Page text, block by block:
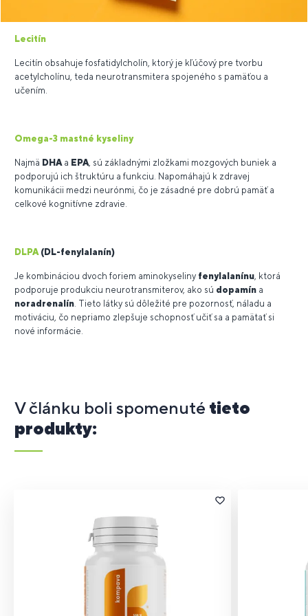
Lecitín
Lecitín obsahuje fosfatidylcholín, ktorý je kľúčový pre tvorbu
acetylcholínu, teda neurotransmitera spojeného s pamäťou a
učením.
Omega-3 mastné kyseliny
Najmä DHAa EPA, sú základnými zložkami mozgových buniek a
podporujú ich štruktúru a funkciu. Napomáhajú k zdravej
komunikácii medzi neurónmi, čo je zásadné pre dobrú pamäť a
celkové kognitívne zdravie.
DLPA(DL-fenylalanín)
Je kombináciou dvoch foriem aminokyseliny fenylalanínu, ktorá
podporuje produkciu neurotransmiterov, ako sú dopamín a
noradrenalín. Tieto látky sú dôležité pre pozornosť, náladu a
motiváciu, čo nepriamo zlepšuje schopnosť učiť sa a pamätať si
nové informácie.
V článku boli spomenuté tieto
produkty: